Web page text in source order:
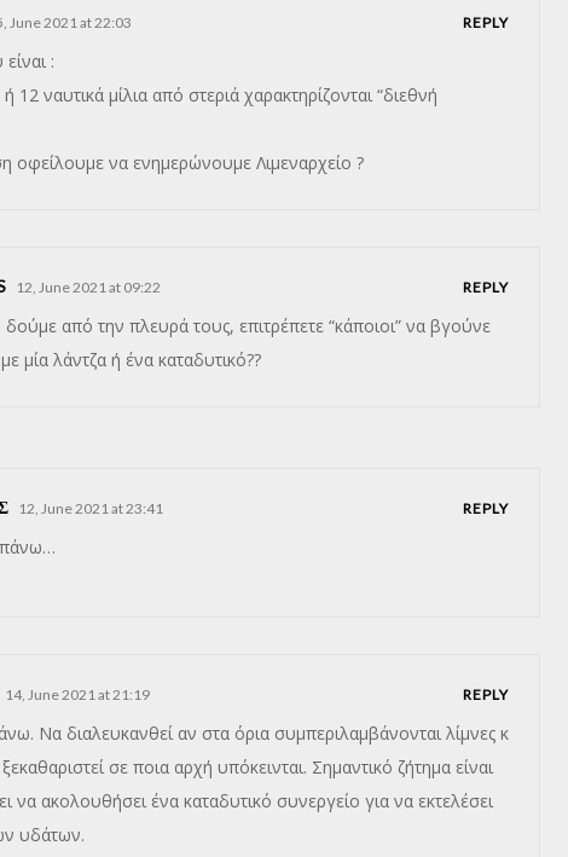
June 2021 at 22:03 REPLY
:
ναυτικά μίλια από στεριά χαρακτηρίζονται “διεθνή
οφείλουμε να ενημερώνουμε Λιμεναρχείο ?
12, June 2021 at 09:22 REPLY
από την πλευρά τους, επιτρέπετε “κάποιοι” να βγούνε
μία λάντζα ή ένα καταδυτικό??
12, June 2021 at 23:41 REPLY
14, June 2021 at 21:19 REPLY
Να διαλευκανθεί αν στα όρια συμπεριλαμβάνονται λίμνες κ
σε ποια αρχή υπόκεινται. Σημαντικό ζήτημα είναι
να ακολουθήσει ένα καταδυτικό συνεργείο για να εκτελέσει
υδάτων.